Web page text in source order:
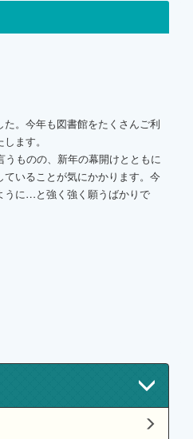
。今年も図書館をたくさんご利
ます。
ものの、新年の幕開けとともに
いることが気にかかります。今
うに…と強く強く願うばかりで